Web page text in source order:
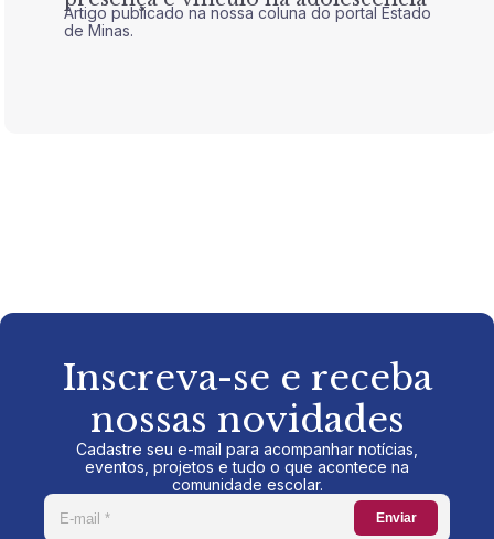
Artigo publicado na nossa coluna do portal Estado
de Minas.
Inscreva-se e receba
nossas novidades
Cadastre seu e-mail para acompanhar notícias,
eventos, projetos e tudo o que acontece na
comunidade escolar.
Enviar